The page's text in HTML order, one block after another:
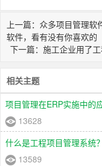
上一篇：众多项目管理
软件，看有没有你喜欢的
下一篇：施工企业用了
相关主题
项目管理在ERP实施中的
13628
什么是工程项目管理系统？
13589